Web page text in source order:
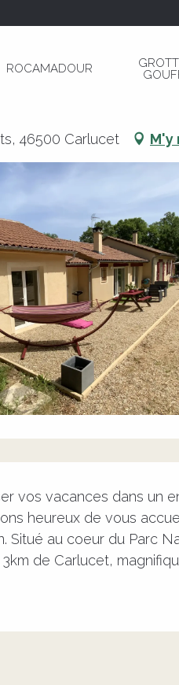
ROCAMADOUR
46500 Carlucet M'y
vos vacances dans un
heureux de vous
Situé au coeur du Parc
de Carlucet,